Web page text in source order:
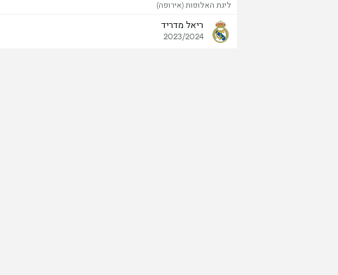
ליגת האלופות (אירופה)
ריאל מדריד
2023/2024